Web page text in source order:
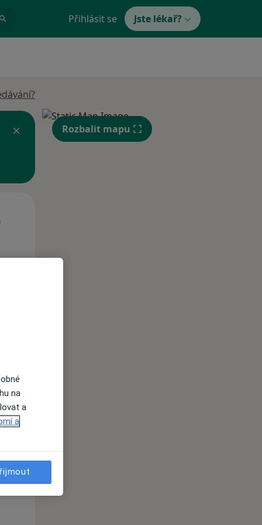
Přihlásit se Jste lékař?
Rozbalit mapu
na
a
a